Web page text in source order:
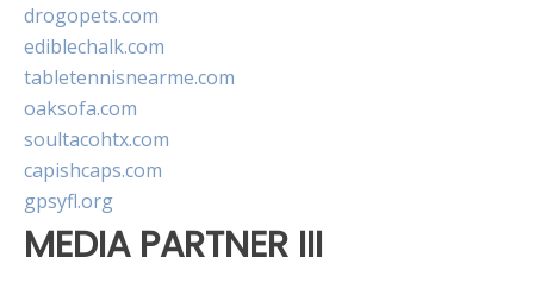
drogopets.com
ediblechalk.com
tabletennisnearme.com
oaksofa.com
soultacohtx.com
capishcaps.com
gpsyfl.org
MEDIA PARTNER III